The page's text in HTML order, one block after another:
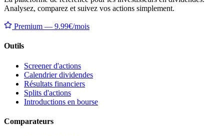
Analysez, comparez et suivez vos actions simplement.
Premium — 9.99€/mois
Outils
Screener d'actions
Calendrier dividendes
Résultats financiers
Splits d'actions
Introductions en bourse
Comparateurs